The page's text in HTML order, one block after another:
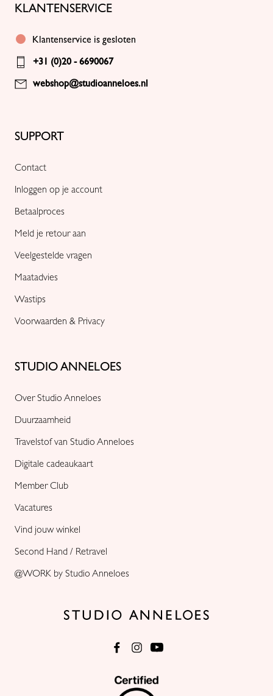
STUDIO ANNELOES
Over Studio Anneloes
Duurzaamheid
Travelstof van Studio Anneloes
Digitale cadeaukaart
Member Club
Vacatures
Vind jouw winkel
Second Hand / Retravel
@WORK by Studio Anneloes
SUPPORT
Contact
Inloggen op je account
Betaalproces
Meld je retour aan
Veelgestelde vragen
Maatadvies
Wastips
Voorwaarden & Privacy
KLANTENSERVICE
Klantenservice is gesloten
+31 (0)20 - 6690067
webshop@studioanneloes.nl